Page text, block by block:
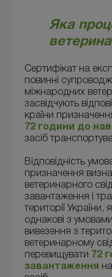
Яка
Сертифікат на
повинні
міжнародних
засвідчують
країни
72 години до
засіб
Відповідність
призначення
ветеринарного
завантаження і
території
однакові з
вивезення з
ветеринарному
перевищувати 72
завантаження